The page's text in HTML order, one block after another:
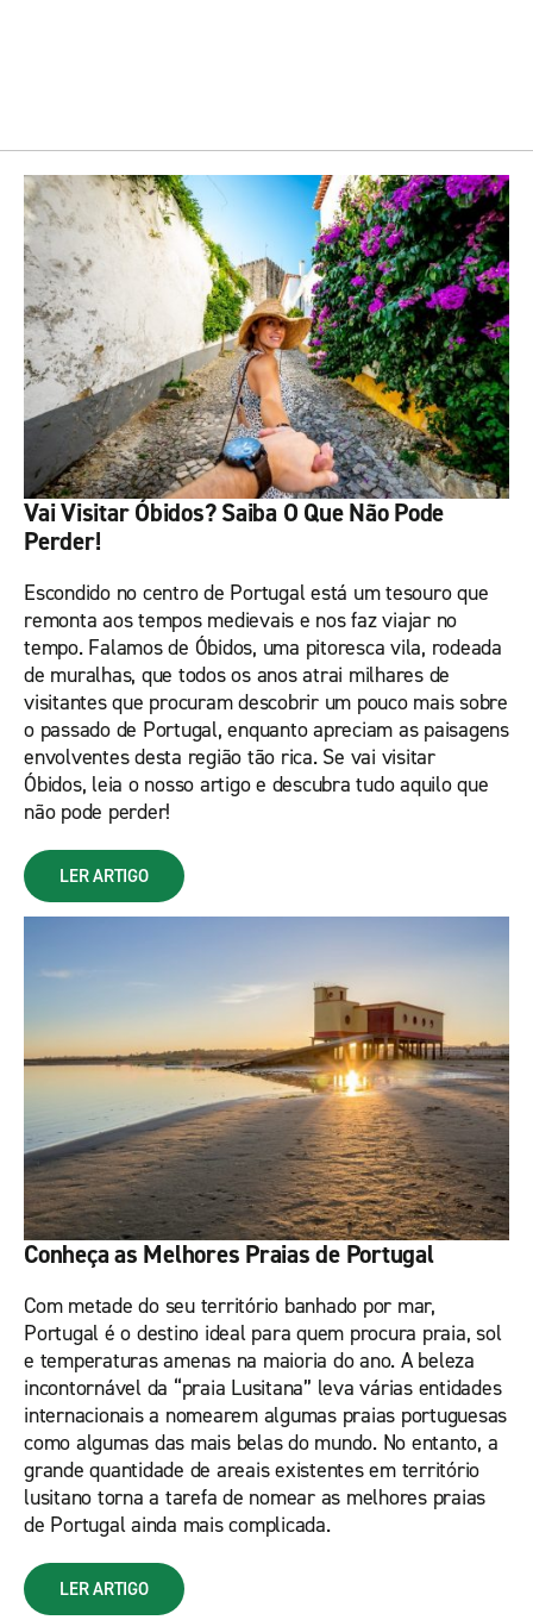
Vai Visitar Óbidos? Saiba O Que Não Pode
Perder!
Escondido no centro de Portugal está um tesouro que
remonta aos tempos medievais e nos faz viajar no
tempo. Falamos de Óbidos, uma pitoresca vila, rodeada
de muralhas, que todos os anos atrai milhares de
visitantes que procuram descobrir um pouco mais sobre
o passado de Portugal, enquanto apreciam as paisagens
envolventes desta região tão rica. Se vai visitar
Óbidos, leia o nosso artigo e descubra tudo aquilo que
não pode perder!
LER ARTIGO
Conheça as Melhores Praias de Portugal
Com metade do seu território banhado por mar,
Portugal é o destino ideal para quem procura praia, sol
e temperaturas amenas na maioria do ano. A beleza
incontornável da “praia Lusitana” leva várias entidades
internacionais a nomearem algumas praias portuguesas
como algumas das mais belas do mundo. No entanto, a
grande quantidade de areais existentes em território
lusitano torna a tarefa de nomear as melhores praias
de Portugal ainda mais complicada.
LER ARTIGO